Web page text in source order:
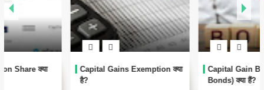
Capital Gains Exemption क्या
Capital Gain Bonds (54EC